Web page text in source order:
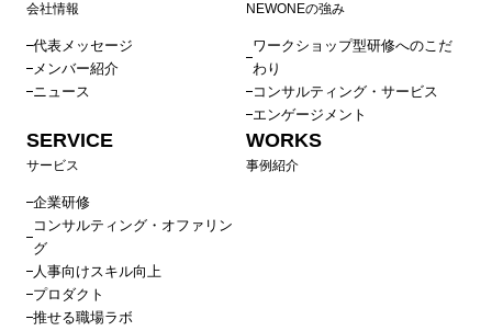
会社情報
代表メッセージ
メンバー紹介
ニュース
NEWONEの強み
ワークショップ型研修へのこだ
わり
コンサルティング・サービス
エンゲージメント
SERVICE
サービス
企業研修
コンサルティング・オファリン
グ
人事向けスキル向上
プロダクト
推せる職場ラボ
WORKS
事例紹介